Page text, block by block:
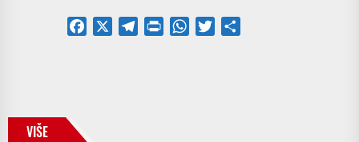
Facebook TelegramPrintFriendly
WhatsApp
Twitter
VIŠE